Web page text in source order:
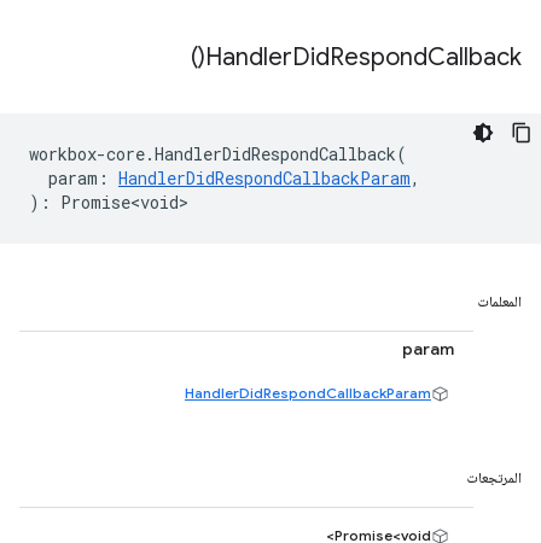
HandlerDidRespondCallback(
)
workbox-core.HandlerDidRespondCallback(
param : HandlerDidRespondCallbackParam,
) : Promise<void>
المعلمات
param
HandlerDidRespondCallbackParam
المرتجعات
Promise<void>